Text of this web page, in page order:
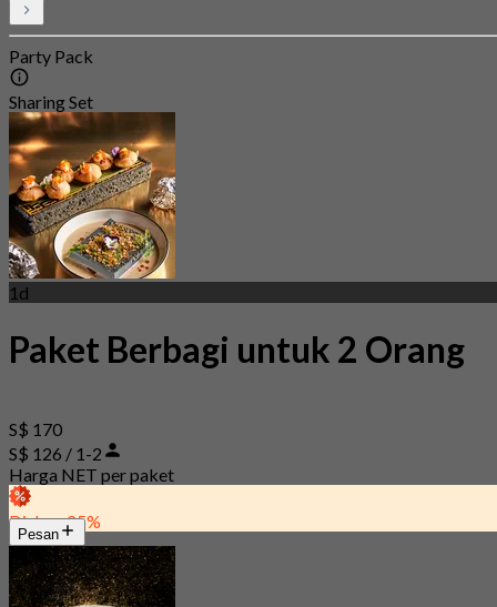
Party Pack
Sharing Set
1d
Paket Berbagi untuk 2 Orang
S$ 170
S$ 126 / 1-2
Harga NET per paket
Diskon 25%
Pesan